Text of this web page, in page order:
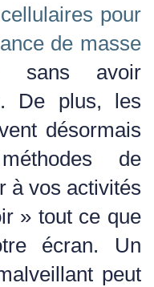
pour
de masse
sans avoir
De plus, les
désormais
de
à vos activités
» tout ce que
écran. Un
peut